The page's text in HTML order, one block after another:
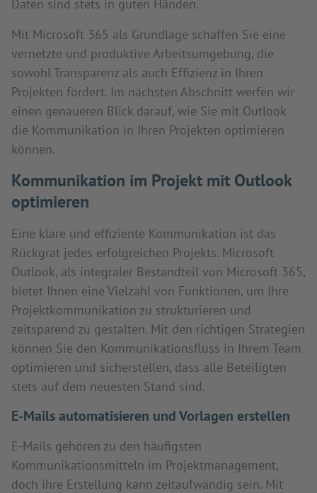
Daten sind stets in guten Händen.
Mit Microsoft 365 als Grundlage schaffen Sie eine
vernetzte und produktive Arbeitsumgebung, die
sowohl Transparenz als auch Effizienz in Ihren
Projekten fördert. Im nächsten Abschnitt werfen wir
einen genaueren Blick darauf, wie Sie mit Outlook
die Kommunikation in Ihren Projekten optimieren
können.
Kommunikation im Projekt mit Outlook
optimieren
Eine klare und effiziente Kommunikation ist das
Rückgrat jedes erfolgreichen Projekts. Microsoft
Outlook, als integraler Bestandteil von Microsoft 365,
bietet Ihnen eine Vielzahl von Funktionen, um Ihre
Projektkommunikation zu strukturieren und
zeitsparend zu gestalten. Mit den richtigen Strategien
können Sie den Kommunikationsfluss in Ihrem Team
optimieren und sicherstellen, dass alle Beteiligten
stets auf dem neuesten Stand sind.
E-Mails automatisieren und Vorlagen erstellen
E-Mails gehören zu den häufigsten
Kommunikationsmitteln im Projektmanagement,
doch ihre Erstellung kann zeitaufwändig sein. Mit